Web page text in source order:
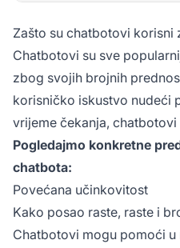
Zašto su chatbotovi korisni
Chatbotovi su sve
zbog svojih brojnih
korisničko iskustvo nudeći
vrijeme čekanja,
Pogledajmo konkretne
chatbota:
Povećana učinkovitost
Kako posao raste, raste i
Chatbotovi mogu pomoći